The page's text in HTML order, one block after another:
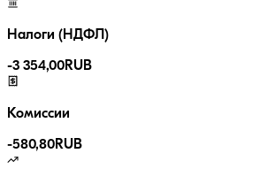
Налоги (НДФЛ)
-3 354,00RUB
Комиссии
-580,80RUB